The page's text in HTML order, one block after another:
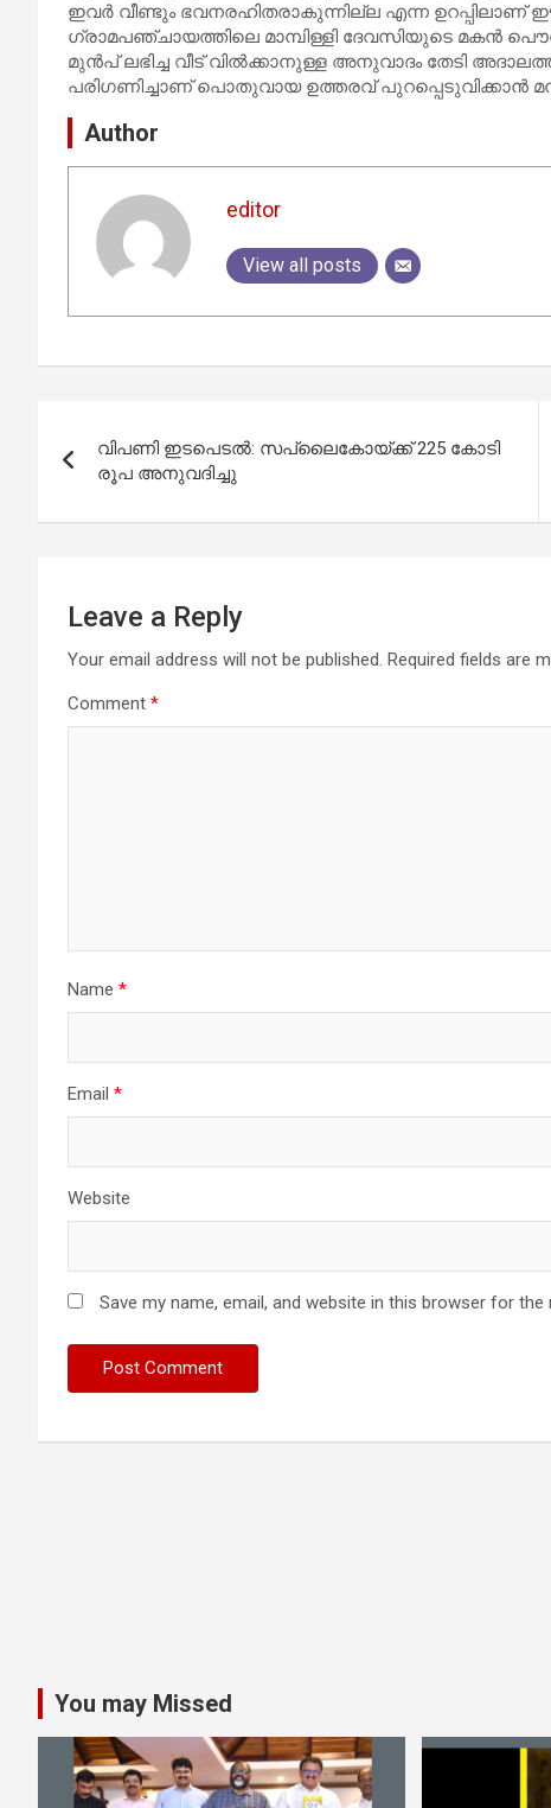
ഇവർ വീണ്ടും ഭവനരഹിതരാകുന്നില്ല എന്ന
ഗ്രാമപഞ്ചായത്തിലെ മാമ്പിള്ളി ദേവസിയുടെ മകൻ
മുൻപ് ലഭിച്ച വീട് വിൽക്കാനുള്ള അനുവാദം തേടി
പരിഗണിച്ചാണ് പൊതുവായ ഉത്തരവ് പുറപ്പെടുവിക്കാൻ
Author
editor
View all posts
navigation
വിപണി ഇടപെടല്‍: സപ്ലൈകോയ്ക്ക് 225 കോടി
രൂപ അനുവദിച്ചു
Leave a Reply
Your email address will not be published. Required fields are
Comment *
Name *
Email *
Website
Save my name, email, and website in this browser for
You may Missed